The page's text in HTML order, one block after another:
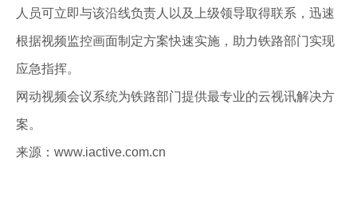
人员可立即与该沿线负责人以及上级领导取得联系，迅速
根据视频监控画面制定方案快速实施，助力铁路部门实现
应急指挥。
网动视频会议系统为铁路部门提供最专业的云视讯解决方
案。
来源：www.iactive.com.cn